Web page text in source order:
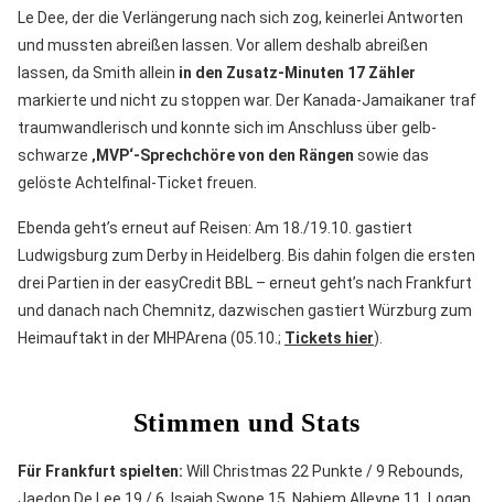
Le Dee, der die Verlängerung nach sich zog, keinerlei Antworten
und mussten abreißen lassen. Vor allem deshalb abreißen
lassen, da Smith allein in den Zusatz-Minuten 17 Zähler
markierte und nicht zu stoppen war. Der Kanada-Jamaikaner traf
traumwandlerisch und konnte sich im Anschluss über gelb-
schwarze ‚MVP‘-Sprechchöre von den Rängen sowie das
gelöste Achtelfinal-Ticket freuen.
Ebenda geht’s erneut auf Reisen: Am 18./19.10. gastiert
Ludwigsburg zum Derby in Heidelberg. Bis dahin folgen die ersten
drei Partien in der easyCredit BBL – erneut geht’s nach Frankfurt
und danach nach Chemnitz, dazwischen gastiert Würzburg zum
Heimauftakt in der MHPArena (05.10.; Tickets hier).
Stimmen und Stats
Für Frankfurt spielten: Will Christmas 22 Punkte / 9 Rebounds,
Jaedon De Lee 19 / 6, Isaiah Swope 15, Nahiem Alleyne 11, Logan